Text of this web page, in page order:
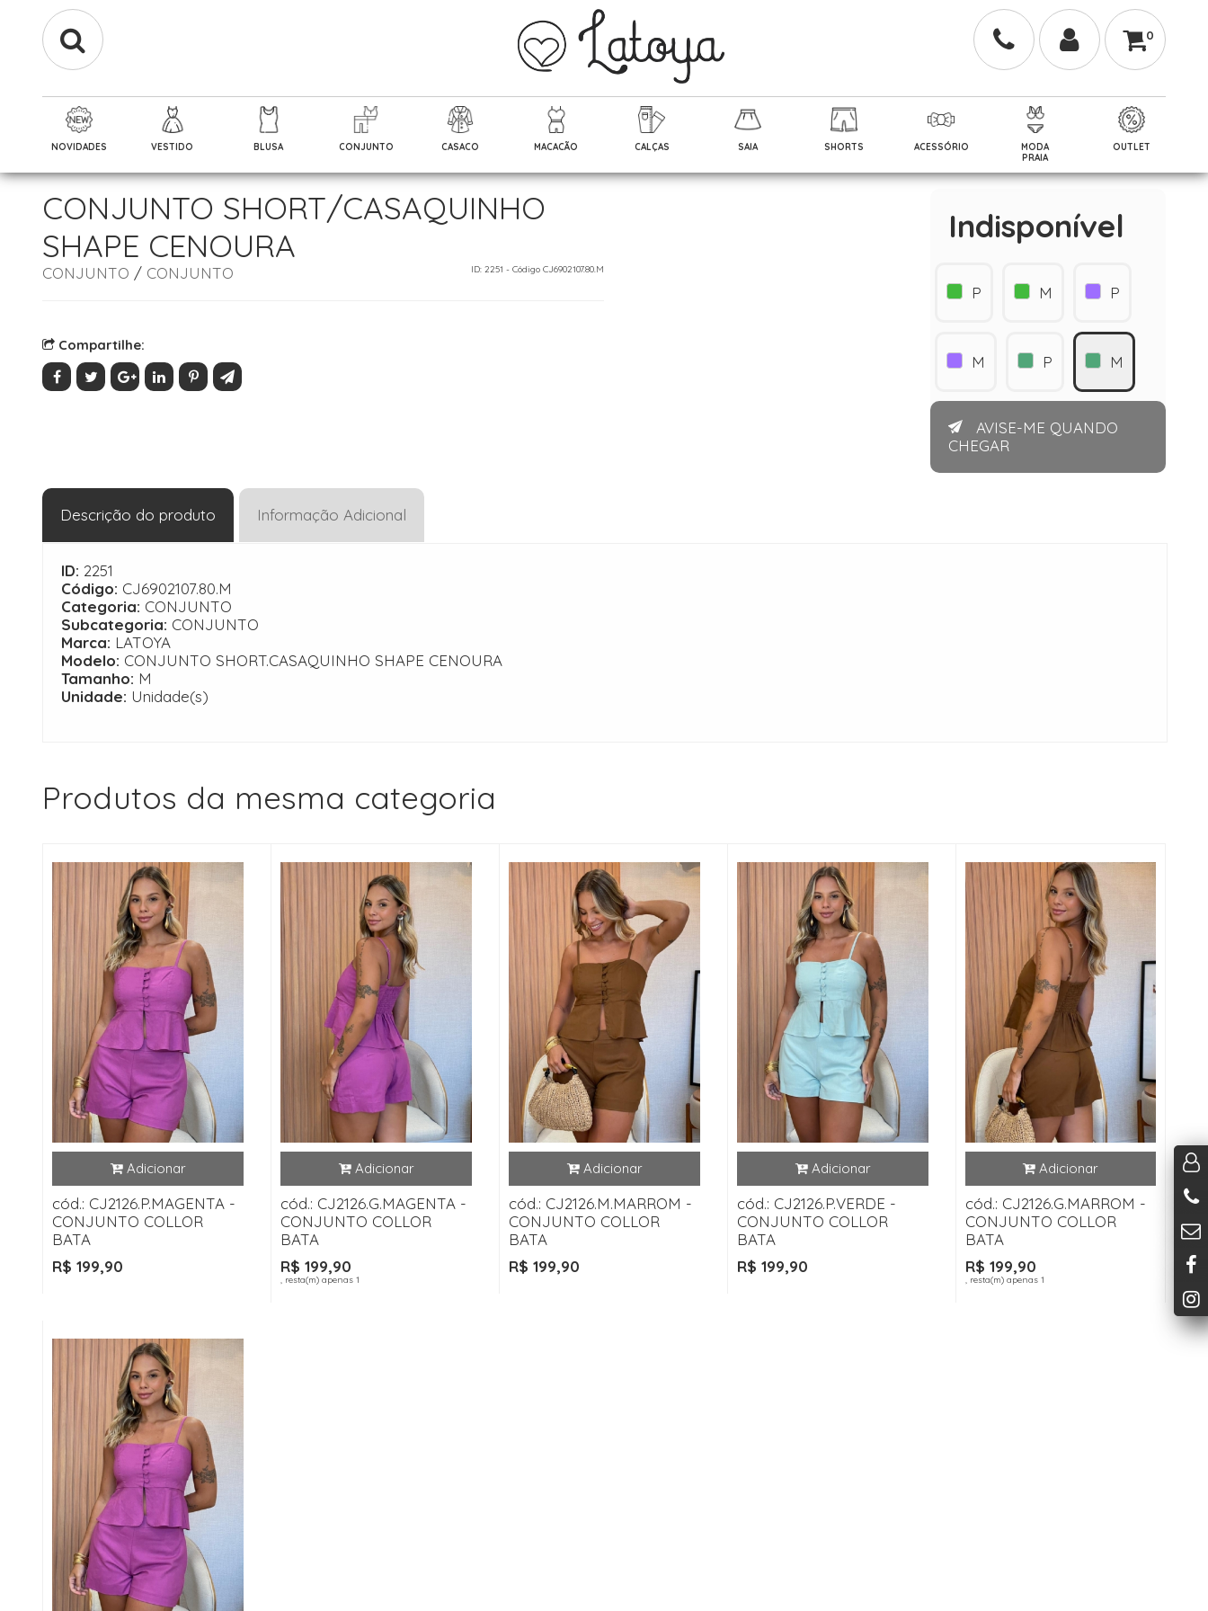
0
NOVIDADES VESTIDO BLUSA CONJUNTO CASACO MACACÃO CALÇAS SAIA SHORTS ACESSÓRIO
MODA
PRAIA
OUTLET
CONJUNTO SHORT/CASAQUINHO
SHAPE CENOURA
CONJUNTO / CONJUNTO ID: 2251 - Código CJ6902107.80.M
Compartilhe:
Indisponível
P M P
M P M
AVISE-ME QUANDO
CHEGAR
Descrição do produto Informação Adicional
ID: 2251
Código: CJ6902107.80.M
Categoria: CONJUNTO
Subcategoria: CONJUNTO
Marca: LATOYA
Modelo: CONJUNTO SHORT.CASAQUINHO SHAPE CENOURA
Tamanho: M
Unidade: Unidade(s)
Produtos da mesma categoria
cód.: CJ2126.P.MAGENTA -
CONJUNTO COLLOR
BATA
R$ 199,90
cód.: CJ2126.G.MAGENTA -
CONJUNTO COLLOR
BATA
R$ 199,90
, resta(m) apenas 1
cód.: CJ2126.M.MARROM -
CONJUNTO COLLOR
BATA
R$ 199,90
cód.: CJ2126.P.VERDE -
CONJUNTO COLLOR
BATA
R$ 199,90
cód.: CJ2126.G.MARROM -
CONJUNTO COLLOR
BATA
R$ 199,90
, resta(m) apenas 1